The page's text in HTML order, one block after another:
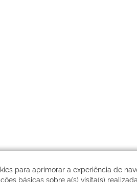
para aprimorar a experiência de
básicas sobre a(s) visita(s)